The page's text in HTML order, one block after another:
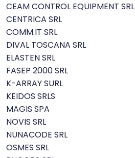
CEAM CONTROL EQUIPMENT SRL
CENTRICA SRL
COMM.IT SRL
DIVAL TOSCANA SRL
ELASTEN SRL
FASEP 2000 SRL
K-ARRAY SURL
KEIDOS SRLS
MAGIS SPA
NOVIS SRL
NUNACODE SRL
OSMES SRL